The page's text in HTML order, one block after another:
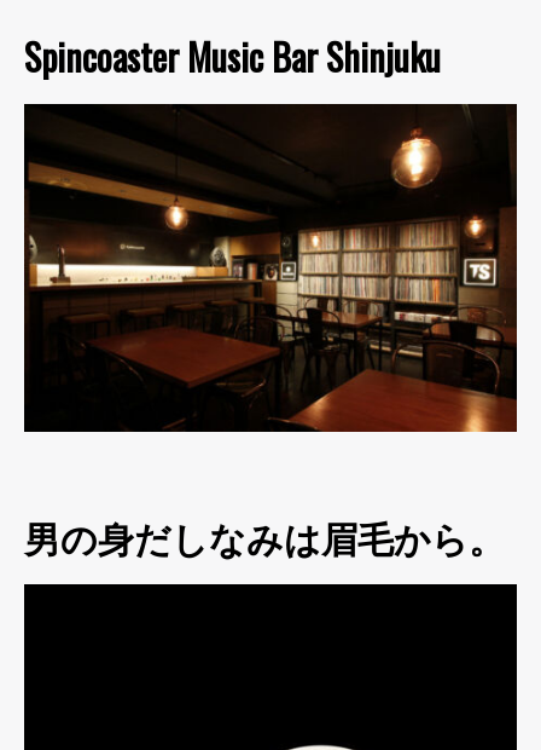
Spincoaster Music Bar Shinjuku
男の身だしなみは眉毛から。